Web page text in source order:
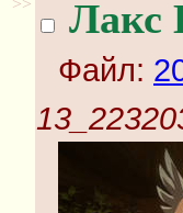
>> Лакс
Файл: